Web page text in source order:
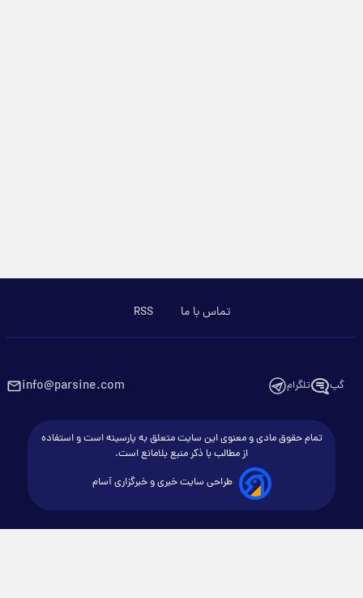
تماس با ما RSS
گپ تلگرام info@parsine.com
تمام حقوق مادی و معنوی این سایت متعلق به پارسینه است و استفاده
از مطالب با ذکر منبع بلامانع است.
طراحی سایت خبری و خبرگزاری آسام